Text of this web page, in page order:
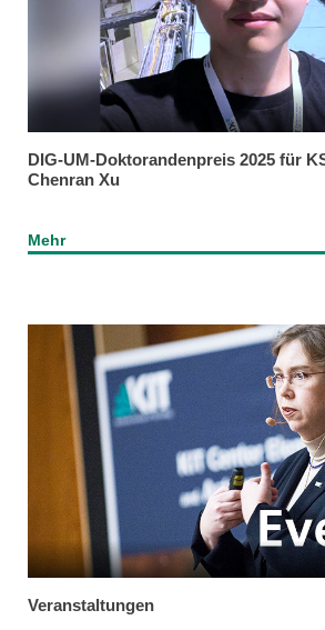
DIG-UM-Doktorandenpreis 2025 für
Chenran Xu
Mehr
Veranstaltungen